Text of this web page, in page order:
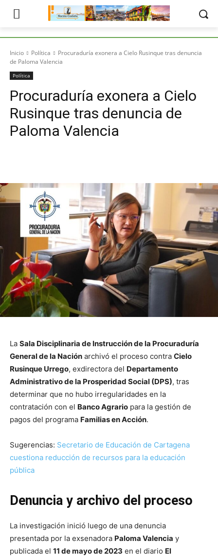
Inicio Política
Procuraduría exonera a Cielo Rusinque tras denuncia
de Paloma Valencia
Política
Procuraduría exonera a Cielo
Rusinque tras denuncia de
Paloma Valencia
La Sala Disciplinaria de Instrucción de la Procuraduría
General de la Nación archivó el proceso contra Cielo
Rusinque Urrego, exdirectora del Departamento
Administrativo de la Prosperidad Social (DPS), tras
determinar que no hubo irregularidades en la
contratación con el Banco Agrario para la gestión de
pagos del programa Familias en Acción.
Sugerencias: Secretario de Educación de Cartagena
cuestiona reducción de recursos para la educación
pública
Denuncia y archivo del proceso
La investigación inició luego de una denuncia
presentada por la exsenadora Paloma Valencia y
publicada el 11 de mayo de 2023 en el diario El